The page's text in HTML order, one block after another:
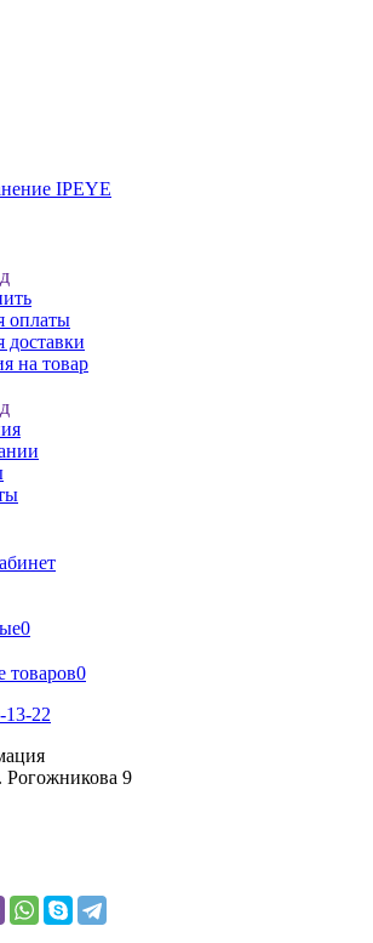
IPEYE
оплаты
доставки
на товар
0
товаров0
13-22
Рогожникова 9